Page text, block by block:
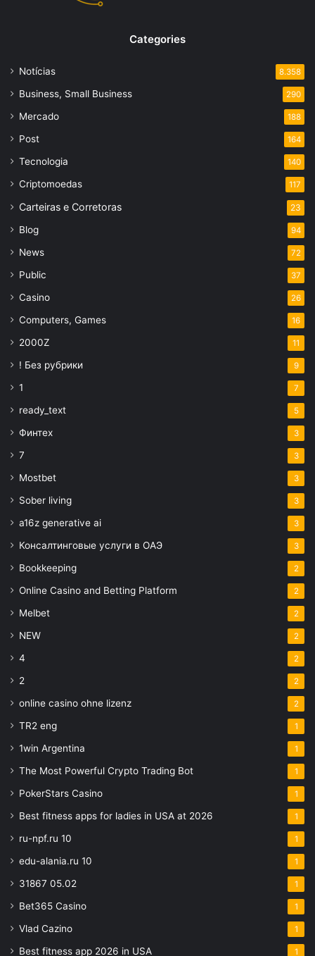
Categories
Notícias 8.358
Business, Small Business 290
Mercado 188
Post 164
Tecnologia 140
Criptomoedas 117
Carteiras e Corretoras 23
Blog 94
News 72
Public 37
Casino 26
Computers, Games 16
2000Z 11
! Без рубрики 9
1 7
ready_text 5
Финтех 3
7 3
Mostbet 3
Sober living 3
a16z generative ai 3
Консалтинговые услуги в ОАЭ 3
Bookkeeping 2
Online Casino and Betting Platform 2
Melbet 2
NEW 2
4 2
2 2
online casino ohne lizenz 2
TR2 eng 1
1win Argentina 1
The Most Powerful Crypto Trading Bot 1
PokerStars Casino 1
Best fitness apps for ladies in USA at 2026 1
ru-npf.ru 10 1
edu-alania.ru 10 1
31867 05.02 1
Bet365 Casino 1
Vlad Cazino 1
Best fitness app 2026 in USA 1